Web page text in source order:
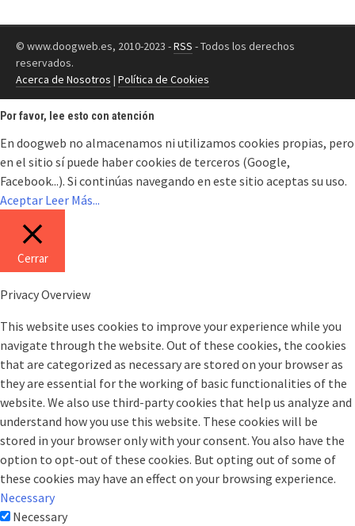
© www.doogweb.es, 2010-2023 -RSS - Todos los derechos
reservados.
Acerca de Nosotros | Política de Cookies
Por favor, lee esto con atención
En doogweb no almacenamos ni utilizamos cookies propias, pero
en el sitio sí puede haber cookies de terceros (Google,
Facebook...). Si continúas navegando en este sitio aceptas su uso.
Aceptar Leer Más...
Cerrar
Privacy Overview
This website uses cookies to improve your experience while you
navigate through the website. Out of these cookies, the cookies
that are categorized as necessary are stored on your browser as
they are essential for the working of basic functionalities of the
website. We also use third-party cookies that help us analyze and
understand how you use this website. These cookies will be
stored in your browser only with your consent. You also have the
option to opt-out of these cookies. But opting out of some of
these cookies may have an effect on your browsing experience.
Necessary
Necessary